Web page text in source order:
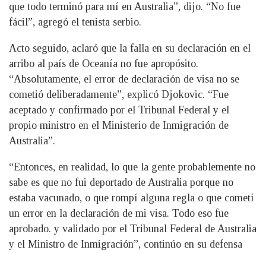
que todo terminó para mí en Australia”, dijo. “No fue
fácil”, agregó el tenista serbio.
Acto seguido, aclaró que la falla en su declaración en el
arribo al país de Oceanía no fue apropósito.
“Absolutamente, el error de declaración de visa no se
cometió deliberadamente”, explicó Djokovic. “Fue
aceptado y confirmado por el Tribunal Federal y el
propio ministro en el Ministerio de Inmigración de
Australia”.
“Entonces, en realidad, lo que la gente probablemente no
sabe es que no fui deportado de Australia porque no
estaba vacunado, o que rompí alguna regla o que cometí
un error en la declaración de mi visa. Todo eso fue
aprobado. y validado por el Tribunal Federal de Australia
y el Ministro de Inmigración”, continúo en su defensa